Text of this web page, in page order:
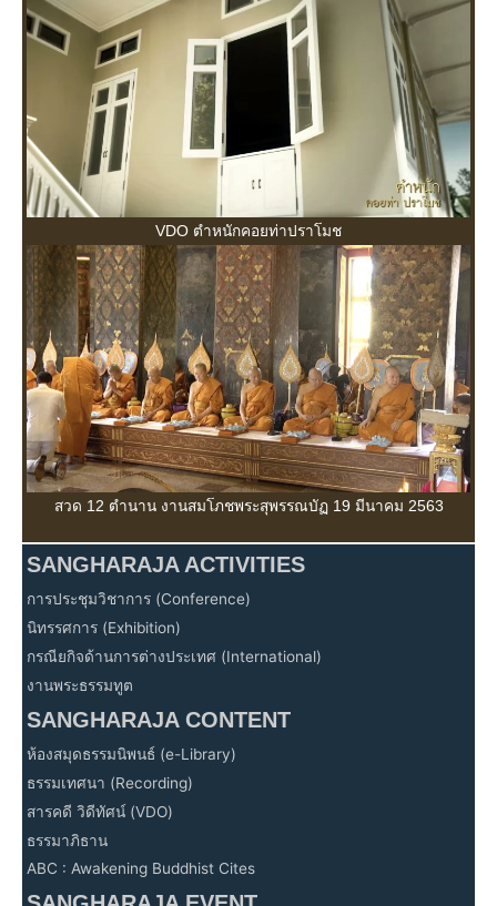
VDO ตำหนักคอยท่าปราโมช
สวด 12 ตำนาน งานสมโภชพระสุพรรณบัฏ 19 มีนาคม 2563
SANGHARAJA ACTIVITIES
การประชุมวิชาการ (Conference)
นิทรรศการ (Exhibition)
กรณียกิจด้านการต่างประเทศ (International)
งานพระธรรมทูต
SANGHARAJA CONTENT
ห้องสมุดธรรมนิพนธ์ (e-Library)
ธรรมเทศนา (Recording)
สารคดี วิดีทัศน์ (VDO)
ธรรมาภิธาน
ABC : Awakening Buddhist Cites